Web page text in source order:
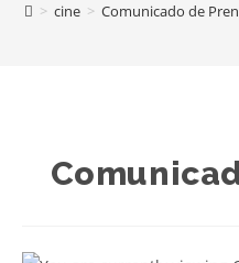
> cine > Comunicado de